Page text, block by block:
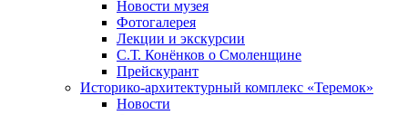
Новости музея
Фотогалерея
Лекции и экскурсии
С.Т. Конёнков о Смоленщине
Прейскурант
Историко-архитектурный комплекс «Теремок»
Новости